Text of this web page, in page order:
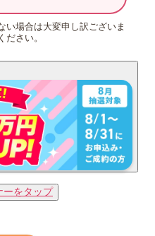
い場合は大変申し訳ございま
ださい。
をタップ